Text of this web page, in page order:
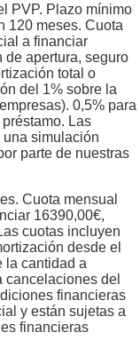
PVP. Plazo mínimo
120 meses. Cuota
a financiar
de apertura, seguro
total o
del 1% sobre la
0,5% para
Las
simulación
parte de nuestras
Cuota mensual
16390,00€,
cuotas incluyen
desde el
la cantidad a
cancelaciones del
financieras
y están sujetas a
financieras